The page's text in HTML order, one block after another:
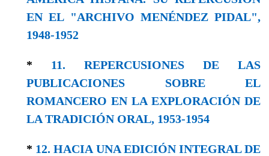
EN EL "ARCHIVO MENÉNDEZ PIDAL",
1948-1952
* 11. REPERCUSIONES DE LAS
PUBLICACIONES SOBRE EL
ROMANCERO EN LA EXPLORACIÓN DE
LA TRADICIÓN ORAL, 1953-1954
* 12. HACIA UNA EDICIÓN INTEGRAL DE